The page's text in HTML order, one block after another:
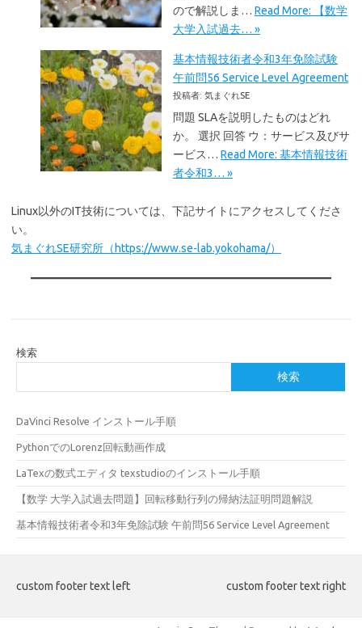
ので解説しま… Read More: 【数学
大学入試過去… »
基本情報技術者令和3年免除試験
午前問56 Service Level Agreement
投稿者: 気まぐれSE
問題 SLAを説明したものはどれ
か。 選択 回答 ウ：サービス及びサ
ービス… Read More: 基本情報技術
者令和3… »
Linux以外のIT技術については、下記サイトにアクセスしてくださ
い。
気まぐれSE研究所（https://www.se-lab.yokohama/）
検索
検索
DaVinci Resolve インストール手順
PythonでのLorenz回転動画作成
LaTexの数式エディタ texstudioのインストール手順
【数学 大学入試過去問題】回転移動行列の帰納法証明問題解説
基本情報技術者令和3年免除試験 午前問56 Service Level Agreement
custom footer text left custom footer text right